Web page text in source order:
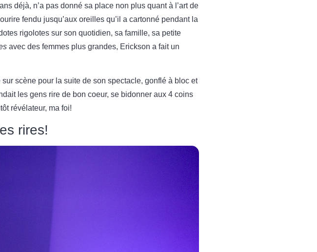
déjà, n’a pas donné sa place non plus quant à l’art de
fendu jusqu’aux oreilles qu’il a cartonné pendant la
rigolotes sur son quotidien, sa famille, sa petite
avec des femmes plus grandes, Erickson a fait un
scène pour la suite de son spectacle, gonflé à bloc et
les gens rire de bon coeur, se bidonner aux 4 coins
révélateur, ma foi!
rires!